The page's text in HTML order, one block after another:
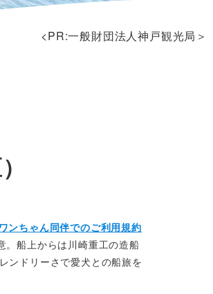
<PR:一般財団法人神戸観光局＞
ワンちゃん同伴でのご利用規約
。船上からは川崎重工の造船
ンドリーさで愛犬との船旅を